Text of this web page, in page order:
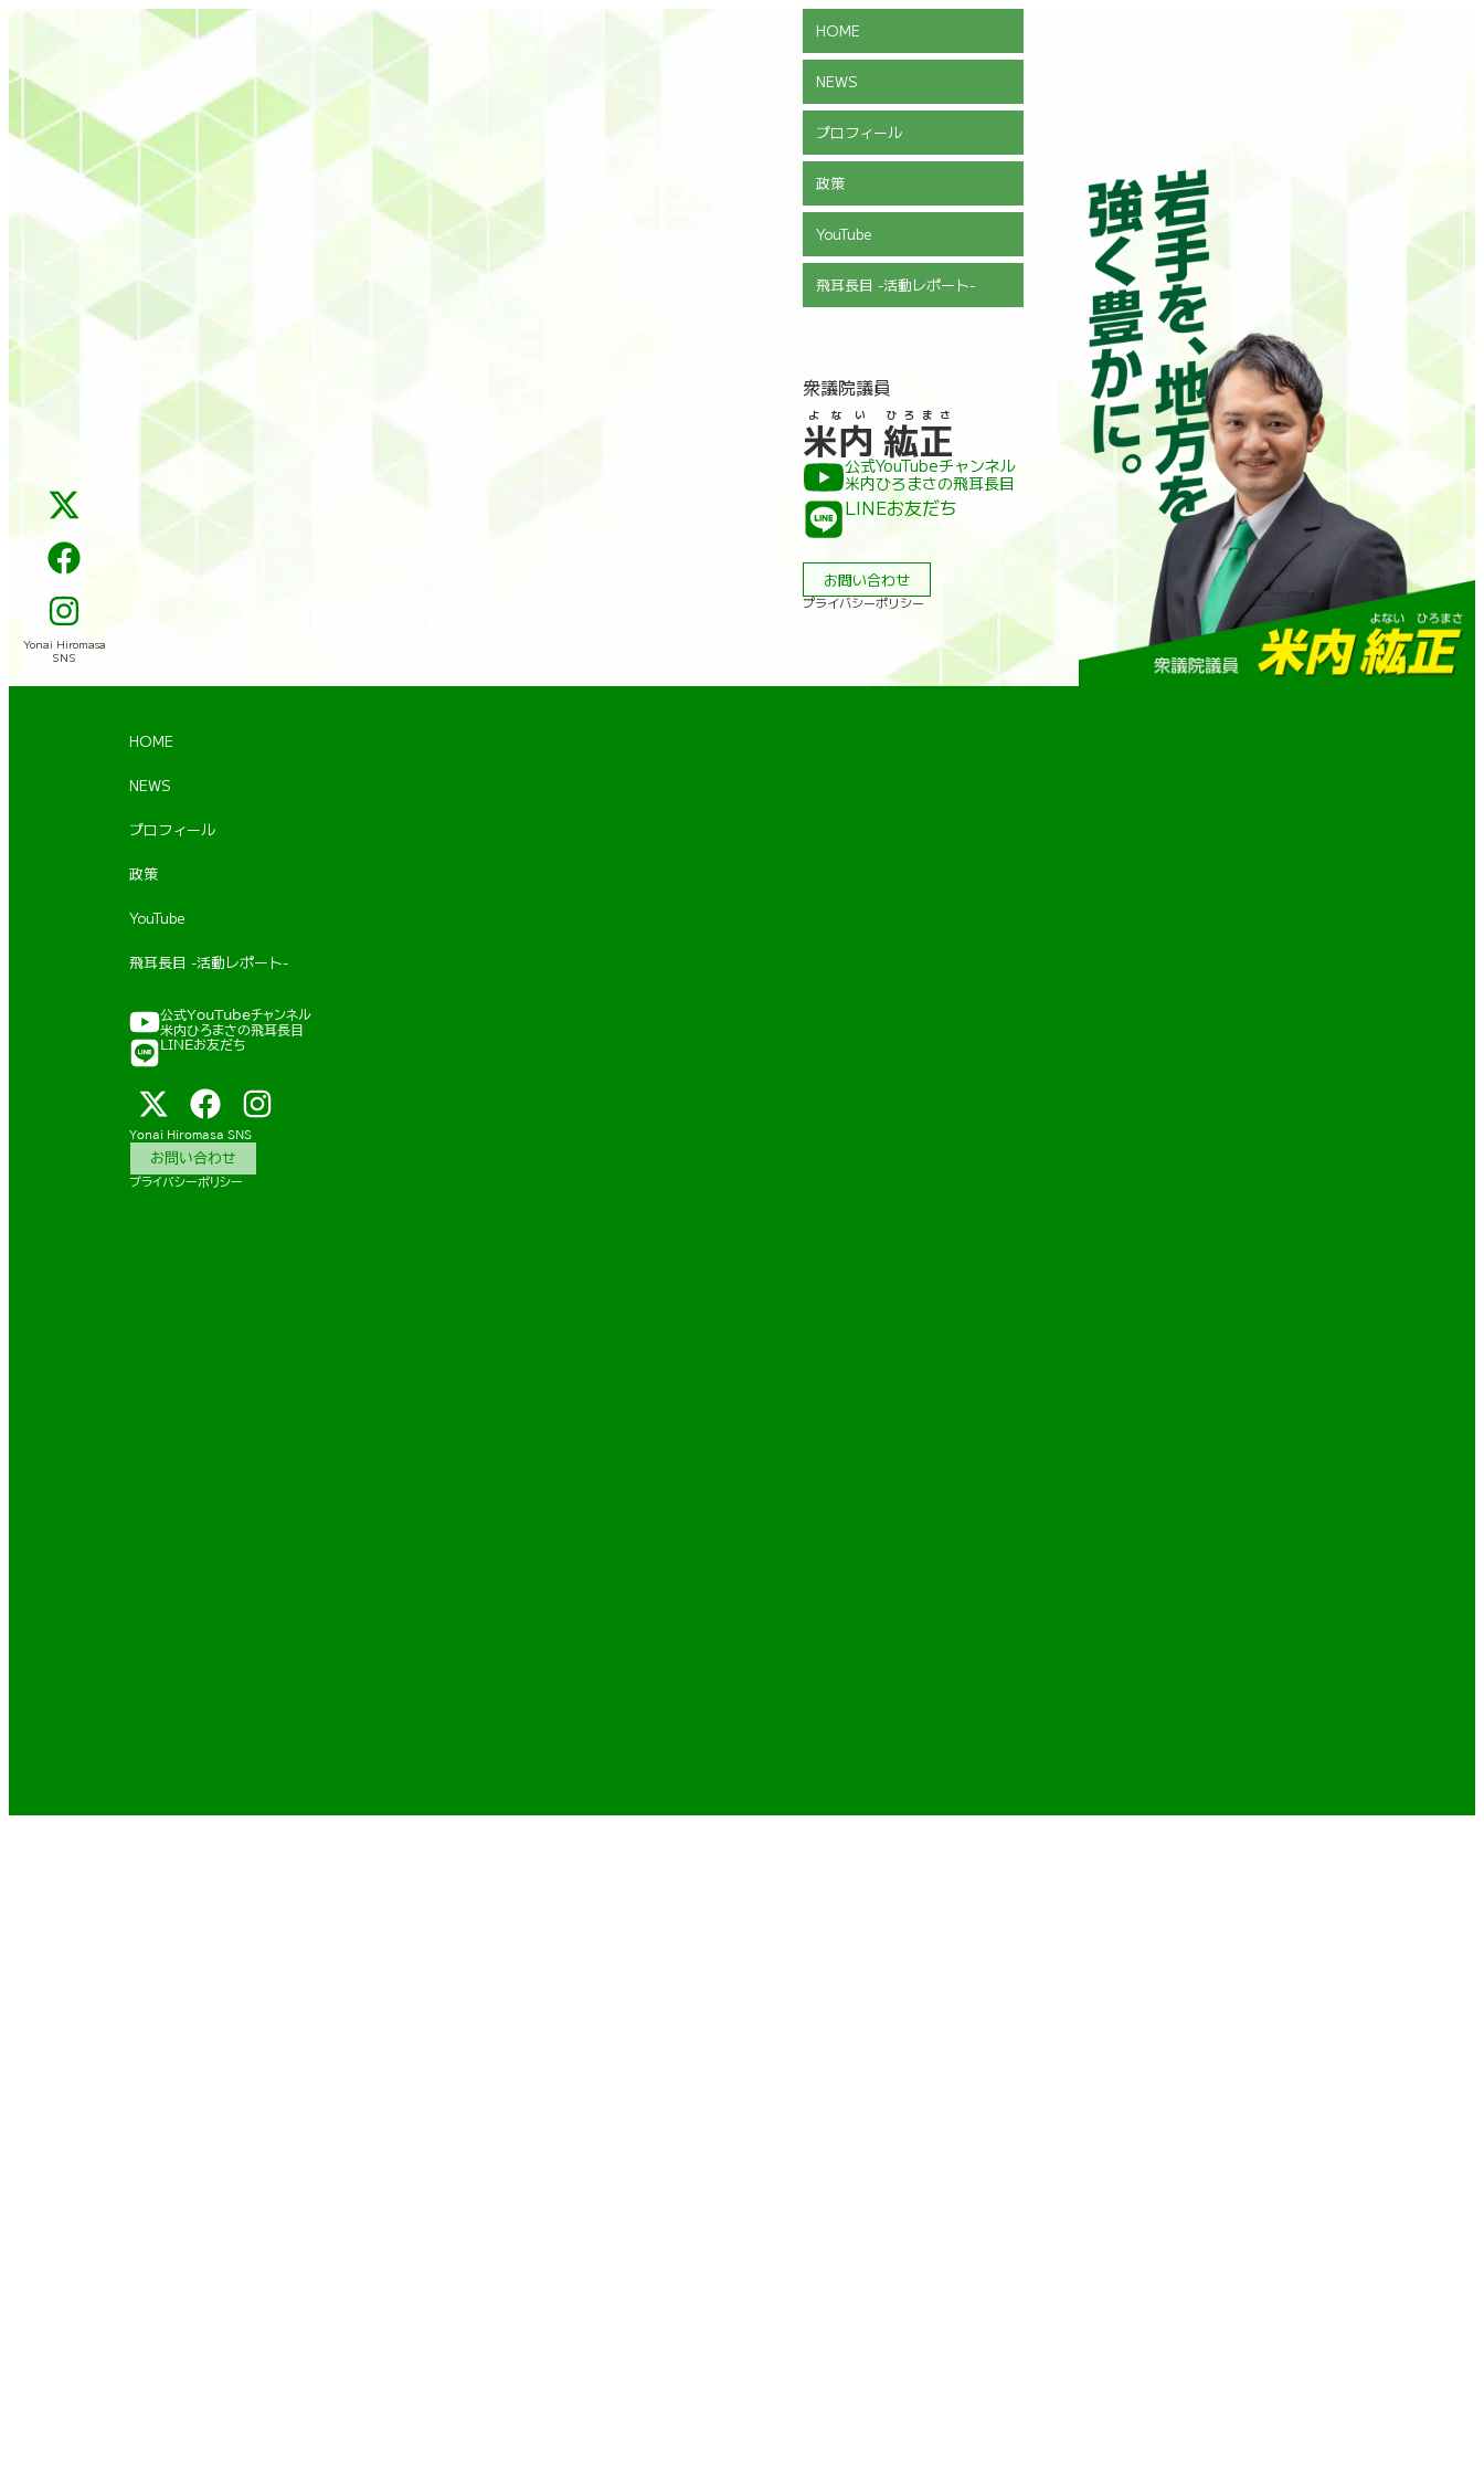
Yonai Hiromasa
SNS
HOME
NEWS
プロフィール
政策
YouTube
飛耳長目 -活動レポート-
衆議院議員
米内
よない 紘正
ひろまさ
公式YouTubeチャンネル
米内ひろまさの飛耳長目
LINEお友だち
お問い合わせ
プライバシーポリシー
HOME
NEWS
プロフィール
政策
YouTube
飛耳長目 -活動レポート-
公式YouTubeチャンネル
米内ひろまさの飛耳長目
LINEお友だち
Yonai Hiromasa SNS
お問い合わせ
プライバシーポリシー